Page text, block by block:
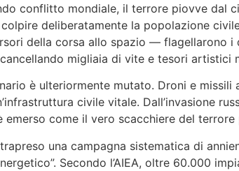
conflitto mondiale, il terrore piovve
deliberatamente la popolazione
della corsa allo spazio — flagellarono i
migliaia di vite e tesori artistici
è ulteriormente mutato. Droni e
civile vitale. Dall’invasione
emerso come il vero scacchiere del
una campagna sistematica di
Secondo l’AIEA, oltre 60.000